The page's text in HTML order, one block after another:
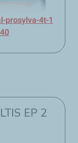
prosylva-4t-1
EP 2